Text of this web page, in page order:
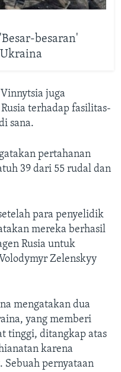
besaran'
juga
terhadap fasilitas-
sana.
pertahanan
39 dari 55 rudal dan
para penyelidik
mereka berhasil
Rusia untuk
Zelenskyy
mengatakan dua
yang memberi
tinggi, ditangkap atas
karena
Sebuah pernyataan